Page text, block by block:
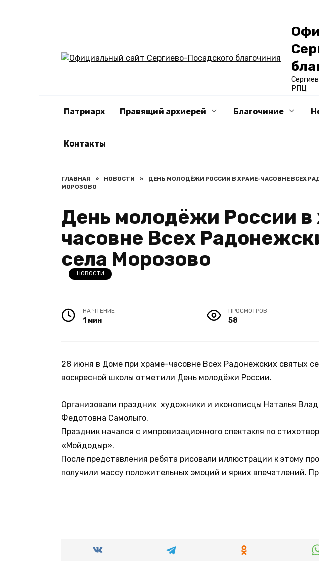
РПЦ
Патриарх Правящий архиерей Благочиние
Контакты
ГЛАВНАЯ » НОВОСТИ »
ДЕНЬ МОЛОДЁЖИ РОССИИ В ХРАМЕ-ЧАСОВНЕ ВСЕХ
МОРОЗОВО
День молодёжи России в
часовне Всех
села Морозово
НОВОСТИ
НА ЧТЕНИЕ
1 мин
ПРОСМОТРОВ
58
28 июня в Доме при храме-часовне Всех Радонежских святых
воскресной школы отметили День молодёжи России.
Организовали праздник художники и иконописцы Наталья
Федотовна Самолыго.
Праздник начался с импровизационного спектакля по
«Мойдодыр».
После представления ребята рисовали иллюстрации к этому
получили массу положительных эмоций и ярких впечатлений.